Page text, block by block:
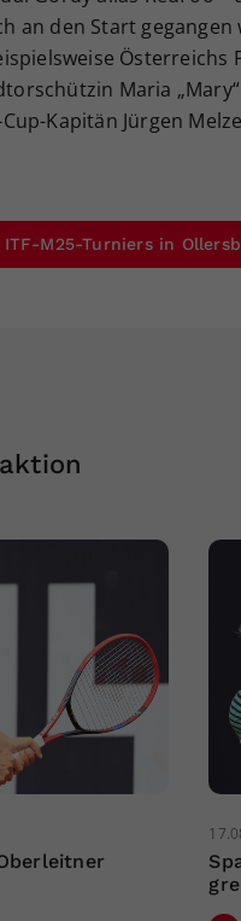
an den Start
Österreichs
Maria
Kapitän Jürgen
M25-Turniers in